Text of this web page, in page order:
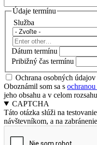
Údaje termínu
Služba
Služba
Enter
other…
Dátum termínu
Pribižný čas termínu
Ochrana osobných údajov
Oboznámil som sa s
jeho obsahu a v celom
CAPTCHA
Táto otázka slúži na
návštevníkom, a na